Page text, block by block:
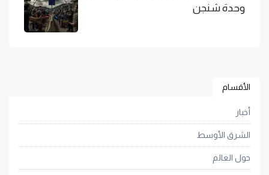
وحدة شنجن
الأقسام
أخبار
الشرق الأوسط
حول العالم